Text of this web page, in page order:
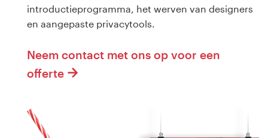
introductieprogramma, het werven van designers
en aangepaste privacytools.
Neem contact met ons op voor een
offerte